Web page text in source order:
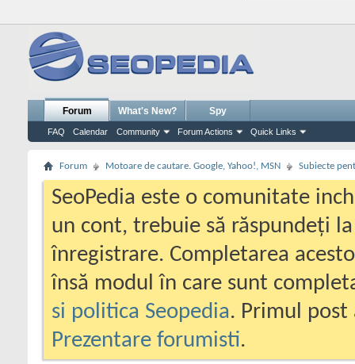
Forum
FAQ Calendar Community Forum Actions Quick Links
What's New? Spy
Forum Motoare de cautare. Google, Yahoo!, MSN Subiecte
SeoPedia este o comunitate
un cont, trebuie să răspundeți
înregistrare. Completarea
însă modul în care sunt
si politica Seopedia. Primul
Prezentare forumisti.